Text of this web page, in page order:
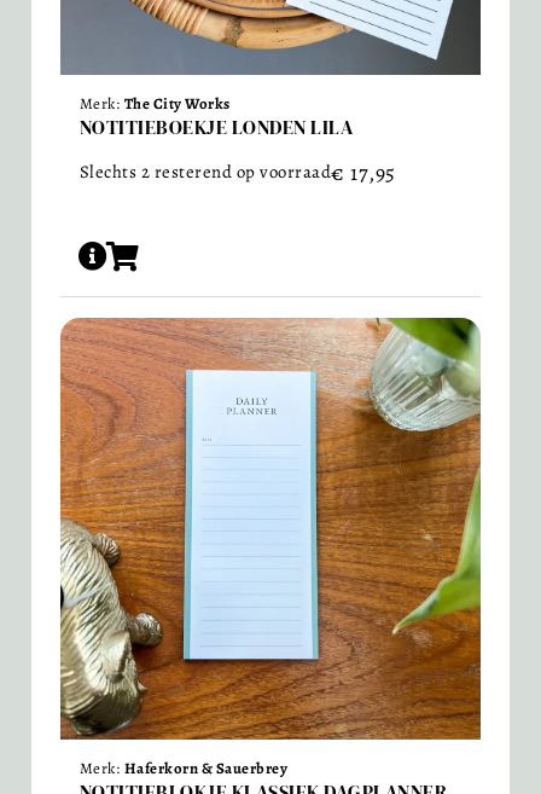
Merk: The City Works
NOTITIEBOEKJE LONDEN LILA
Slechts 2 resterend op voorraad€ 17,95
Merk: Haferkorn & Sauerbrey